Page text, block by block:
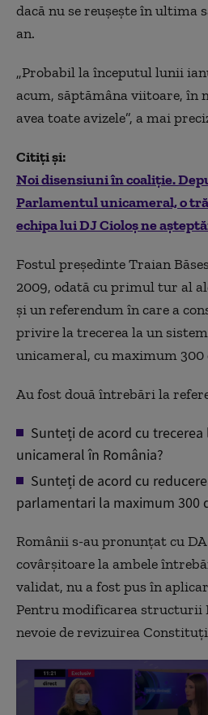
dacă nu se reușește în ultima
an.
„Probabil la începutul lunii
acum, săptămâna viitoare, în
avea toate avizele”, a mai
Citiți și:
Noi disensiuni în coaliție.
Parlamentul unicameral, o
echipa lui DJ Cioloș ne
Fostul președinte Traian
2009, odată cu primul tur al
și un referendum în care a
privire la trecerea la un
unicameral, cu maximum 300
Au fost două întrebări la
Sunteți de acord cu
unicameral în România?
Sunteți de acord cu
parlamentari la maximum 300
Românii s-au pronunțat cu
covârșitoare la ambele
validat, nu a fost pus în
Pentru modificarea structurii
nevoie de revizuirea